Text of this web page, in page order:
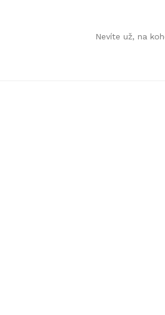
Nevíte už, na